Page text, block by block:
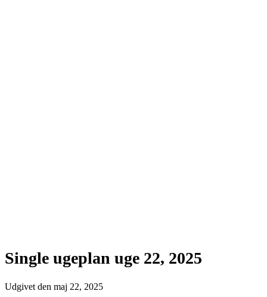
Single ugeplan uge 22, 2025
Udgivet den maj 22, 2025